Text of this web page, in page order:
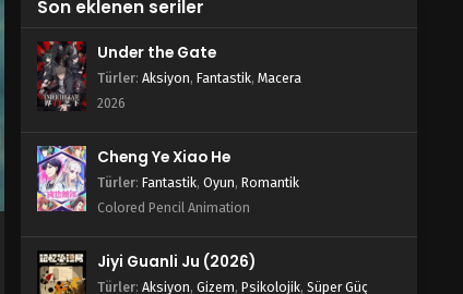
Son eklenen seriler
Under the Gate
Türler: Aksiyon, Fantastik, Macera
2026
Cheng Ye Xiao He
Türler: Fantastik, Oyun, Romantik
Colored Pencil Animation
Jiyi Guanli Ju (2026)
Türler: Aksiyon, Gizem, Psikolojik, Süper Güç